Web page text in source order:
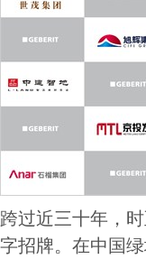
跨过近三十年，
字招牌。在中国